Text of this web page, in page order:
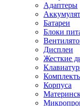
Адаптеры
Батареи
Блоки
Дисплеи
Жесткие
Корпуса